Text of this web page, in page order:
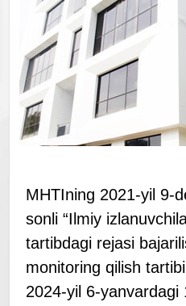
MHTIning 2021-yil 9-
sonli “Ilmiy
tartibdagi rejasi
monitoring qilish tartibi
2024-yil 6-yanvardagi